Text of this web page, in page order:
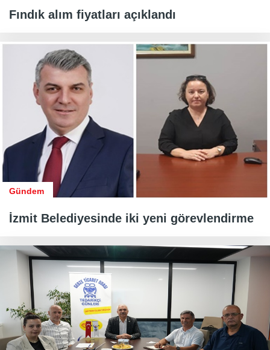
Fındık alım fiyatları açıklandı
Gündem
İzmit Belediyesinde iki yeni görevlendirme